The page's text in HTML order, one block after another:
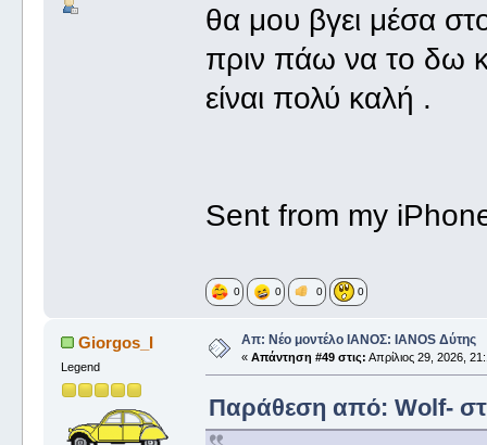
θα μου βγει μέσα
πριν πάω να το δω
είναι πολύ καλή .
Sent from my
0 0 0 0
Giorgos_I
Legend
Απ: Νέο μοντέλο ΙΑΝΟΣ: IANOS Δύτης
« Απάντηση #49 στις: Απρίλιος 29, 2026,
Παράθεση από: Wolf-